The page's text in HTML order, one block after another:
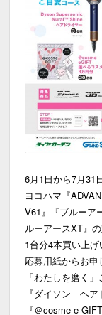
6月1日から7月31
ヨコハマ『
V61』『ブルーア
ルーアースXT』
1台分4本買い上
応募用紙からお申
「わたしを磨く
『ダイソン ヘ
『＠cosme e